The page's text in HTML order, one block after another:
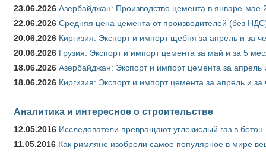
23.06.2026 Азербайджан: Производство цемента в январе-мае
22.06.2026 Средняя цена цемента от производителей (без
20.06.2026 Киргизия: Экспорт и импорт щебня за апрель и за
20.06.2026 Грузия: Экспорт и импорт цемента за май и за 5
18.06.2026 Азербайджан: Экспорт и импорт цемента за
18.06.2026 Киргизия: Экспорт и импорт цемента за апрель и
Аналитика и интересное о строительстве
12.05.2016 Исследователи превращают углекислый газ в бетон
11.05.2016 Как римляне изобрели самое популярное в мире